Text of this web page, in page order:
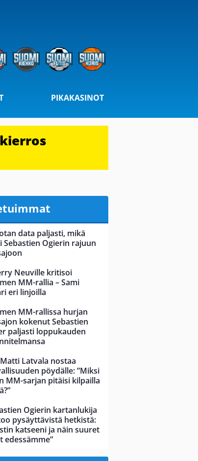
PIKAKASINOT
data paljasti, mikä
Sebastien Ogierin rajuun
Neuville kritisoi
MM-rallia – Sami
eri linjoilla
MM-rallissa hurjan
kokenut Sebastien
paljasti loppukauden
Latvala nostaa
pöydälle: ”Miksi
MM-sarjan pitäisi kilpailla
Ogierin kartanlukija
pysäyttävistä hetkistä:
katseeni ja näin suuret
edessämme”